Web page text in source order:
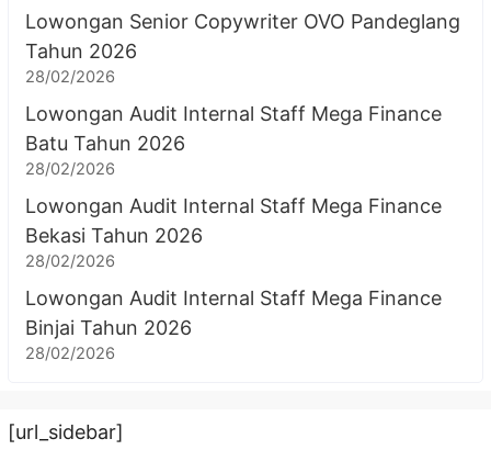
Lowongan Senior Copywriter OVO Pandeglang
Tahun 2026
28/02/2026
Lowongan Audit Internal Staff Mega Finance
Batu Tahun 2026
28/02/2026
Lowongan Audit Internal Staff Mega Finance
Bekasi Tahun 2026
28/02/2026
Lowongan Audit Internal Staff Mega Finance
Binjai Tahun 2026
28/02/2026
[url_sidebar]